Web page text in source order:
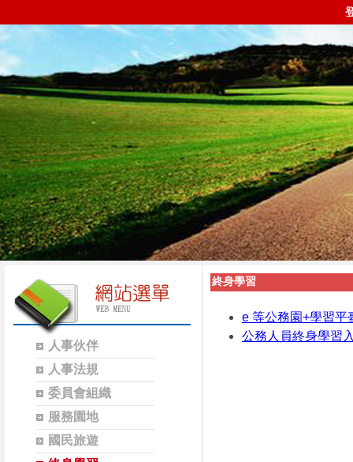
人事伙伴
人事法規
委員會組織
服務園地
國民旅遊
終身學習
e 等公務園+學習平
公務人員終身學習